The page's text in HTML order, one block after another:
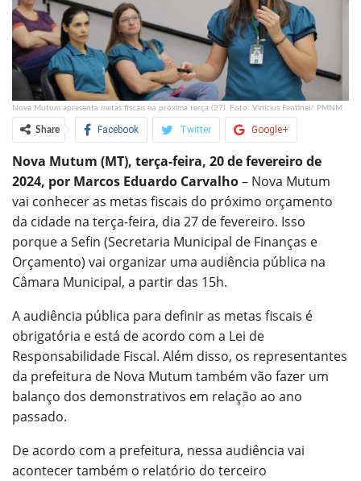
Nova Mutum apresenta metas fiscais na próxima terça (27). Foto: Vinícius Fantinel/ PMNM
Share Facebook Twitter Google+
ReddIt WhatsApp Pinterest
O email
Nova Mutum (MT), terça-feira, 20 de fevereiro de
2024, por Marcos Eduardo Carvalho– Nova Mutum
vai conhecer as metas fiscais do próximo orçamento
da cidade na terça-feira, dia 27 de fevereiro. Isso
porque a Sefin (Secretaria Municipal de Finanças e
Orçamento) vai organizar uma audiência pública na
Câmara Municipal, a partir das 15h.
A audiência pública para definir as metas fiscais é
obrigatória e está de acordo com a Lei de
Responsabilidade Fiscal. Além disso, os representantes
da prefeitura de Nova Mutum também vão fazer um
balanço dos demonstrativos em relação ao ano
passado.
De acordo com a prefeitura, nessa audiência vai
acontecer também o relatório do terceiro